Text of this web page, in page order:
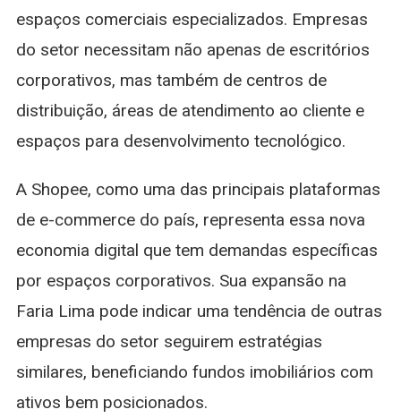
espaços comerciais especializados. Empresas
do setor necessitam não apenas de escritórios
corporativos, mas também de centros de
distribuição, áreas de atendimento ao cliente e
espaços para desenvolvimento tecnológico.
A Shopee, como uma das principais plataformas
de e-commerce do país, representa essa nova
economia digital que tem demandas específicas
por espaços corporativos. Sua expansão na
Faria Lima pode indicar uma tendência de outras
empresas do setor seguirem estratégias
similares, beneficiando fundos imobiliários com
ativos bem posicionados.